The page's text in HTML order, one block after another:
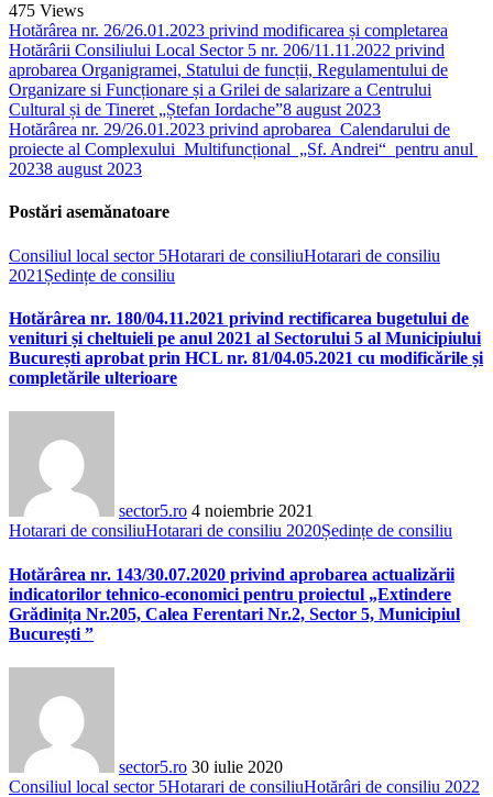
475 Views
Hotărârea nr. 26/26.01.2023 privind modificarea și completarea
Hotărârii Consiliului Local Sector 5 nr. 206/11.11.2022 privind
aprobarea Organigramei, Statului de funcții, Regulamentului de
Organizare si Funcționare și a Grilei de salarizare a Centrului
Cultural și de Tineret „Ștefan Iordache”8 august 2023
Hotărârea nr. 29/26.01.2023 privind aprobarea Calendarului de
proiecte al Complexului Multifuncțional „Sf. Andrei“ pentru anul
20238 august 2023
Postări asemănatoare
Consiliul local sector 5Hotarari de consiliuHotarari de consiliu
2021 Ședințe de consiliu
Hotărârea nr. 180/04.11.2021 privind rectificarea bugetului de
venituri și cheltuieli pe anul 2021 al Sectorului 5 al Municipiului
București aprobat prin HCL nr. 81/04.05.2021 cu modificările și
completările ulterioare
sector5.ro 4 noiembrie 2021
Hotarari de consiliuHotarari de consiliu 2020Ședințe de consiliu
Hotărârea nr. 143/30.07.2020 privind aprobarea actualizării
indicatorilor tehnico-economici pentru proiectul „Extindere
Grădinița Nr.205, Calea Ferentari Nr.2, Sector 5, Municipiul
București ”
sector5.ro 30 iulie 2020
Consiliul local sector 5Hotarari de consiliuHotărâri de consiliu 2022